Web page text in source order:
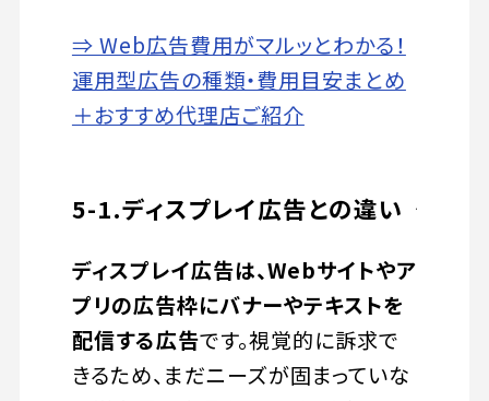
⇒ Web広告費用がマルッとわかる！
運用型広告の種類・費用目安まとめ
＋おすすめ代理店ご紹介
5-1.ディスプレイ広告との違い
ディスプレイ広告は、Webサイトやア
プリの広告枠にバナーやテキストを
配信する広告です。視覚的に訴求で
きるため、まだニーズが固まっていな